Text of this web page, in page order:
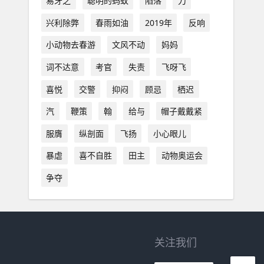
兴利除弊
春雨如油 2019年
反响
小动物去春游
文风不动
妈妈
词不达意
考官 失责
飞呀飞
喜悦
交警 抑闷 顾忌
栖迟
汽
鞭策 翰 给与
帽子戴戴紧
服膺
纵剖面 飞扬
小心眼儿
暴虐
喜不自胜 田主
动物奥运会
争夺
关注我们